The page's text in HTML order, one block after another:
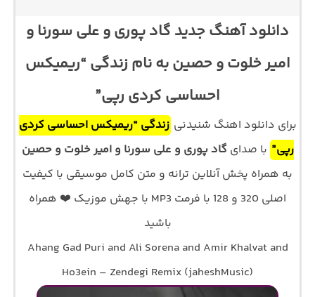
دانلود آهنگ جدید گاد پوری و علی سورنا و
امیر خلوت و حصین به نام زندگی “ریمیکس
احساسی کردی رپی”
برای دانلود اهنگ شنیدنی زندگی “ریمیکس احساسی کردی
رپی” با صدایگاد پوری و علی سورنا و امیر خلوت و حصین
به همراه پخش آنلاین ترانه و متن کامل موسیقی با کیفیت
اصلی 320 و 128 با فرمت MP3 با جهش موزیک ❤️ همراه
باشید
Ahang Gad Puri and Ali Sorena and Amir Khalvat and
Ho3ein – Zendegi Remix (jaheshMusic)